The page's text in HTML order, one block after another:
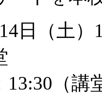
日（土）
13:30（講